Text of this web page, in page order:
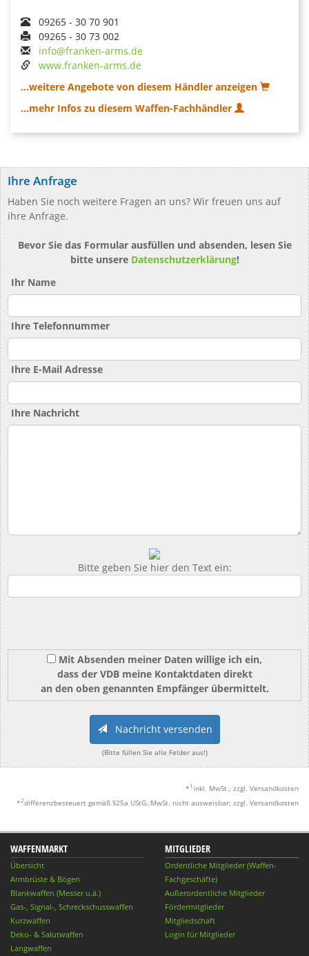
09265 - 30 70 901
09265 - 30 73 002
info@franken-arms.de
www.franken-arms.de
...weitere Angebote von diesem Händler anzeigen
...mehr Infos zu diesem Waffen-Fachhändler
Ihre Anfrage
Haben Sie noch weitere Fragen an uns? Wir freuen uns auf
ihre Anfrage.
Bevor Sie das Formular ausfüllen und absenden, lesen Sie
bitte unsere Datenschutzerklärung!
Ihr Name
Ihre Telefonnummer
Ihre E-Mail Adresse
Ihre Nachricht
Bitte geben Sie hier den Text ein:
Mit Absenden meiner Daten willige ich ein,
dass der VDB meine Kontaktdaten direkt
an den oben genannten Empfänger übermittelt.
Nachricht versenden
(Bitte füllen Sie alle Felder aus!)
* 1 inkl. MwSt.; zzgl. Versandkosten
*2differenzbesteuert gemäß §25a UStG.;MwSt. nicht ausweisbar; zzgl. Versandkosten
WAFFENMARKT
Übersicht
Armbrüste & Bögen
Blankwaffen (Messer u.ä.)
Gas-, Signal-, Schreckschusswaffen
Kurzwaffen
Deko- & Salutwaffen
Langwaffen
MITGLIEDER
Ordentliche Mitglieder (Waffen-
Fachgeschäfte)
Außerordentliche Mitglieder
Fördermitglieder
Mitgliedschaft
Login für Mitglieder